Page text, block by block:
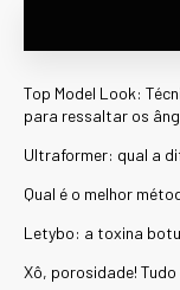
Top Model Look:
para ressaltar os
Ultraformer: qual a
Qual é o melhor
Letybo: a toxina
Xô, porosidade!